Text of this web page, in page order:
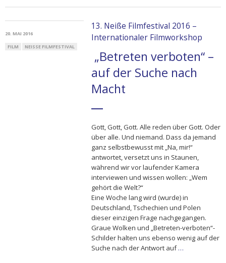
20. MAI 2016
FILM
NEISSE FILMFESTIVAL
13. Neiße Filmfestival 2016 –
Internationaler Filmworkshop
„Betreten verboten“ –
auf der Suche nach
Macht
Gott, Gott, Gott. Alle reden über Gott. Oder
über alle. Und niemand. Dass da jemand
ganz selbstbewusst mit „Na, mir!“
antwortet, versetzt uns in Staunen,
während wir vor laufender Kamera
interviewen und wissen wollen: „Wem
gehört die Welt?“
Eine Woche lang wird (wurde) in
Deutschland, Tschechien und Polen
dieser einzigen Frage nachgegangen.
Graue Wolken und „Betreten-verboten“-
Schilder halten uns ebenso wenig auf der
Suche nach der Antwort auf…